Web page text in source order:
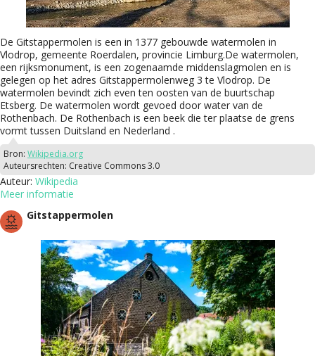
De Gitstappermolen is een in 1377 gebouwde watermolen in
Vlodrop, gemeente Roerdalen, provincie Limburg.De watermolen,
een rijksmonument, is een zogenaamde middenslagmolen en is
gelegen op het adres Gitstappermolenweg 3 te Vlodrop. De
watermolen bevindt zich even ten oosten van de buurtschap
Etsberg. De watermolen wordt gevoed door water van de
Rothenbach. De Rothenbach is een beek die ter plaatse de grens
vormt tussen Duitsland en Nederland .
Bron: Wikipedia.org
Auteursrechten: Creative Commons 3.0
Auteur: Wikipedia
Meer informatie
Gitstappermolen